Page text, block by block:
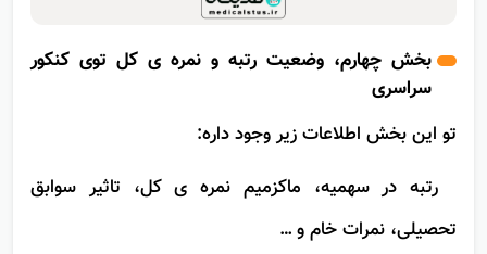
بخش چهارم، وضعیت رتبه و نمره ی کل توی کنکور
سراسری
تو این بخش اطلاعات زیر وجود داره:
رتبه در سهمیه، ماکزمیم نمره ی کل، تاثیر سوابق